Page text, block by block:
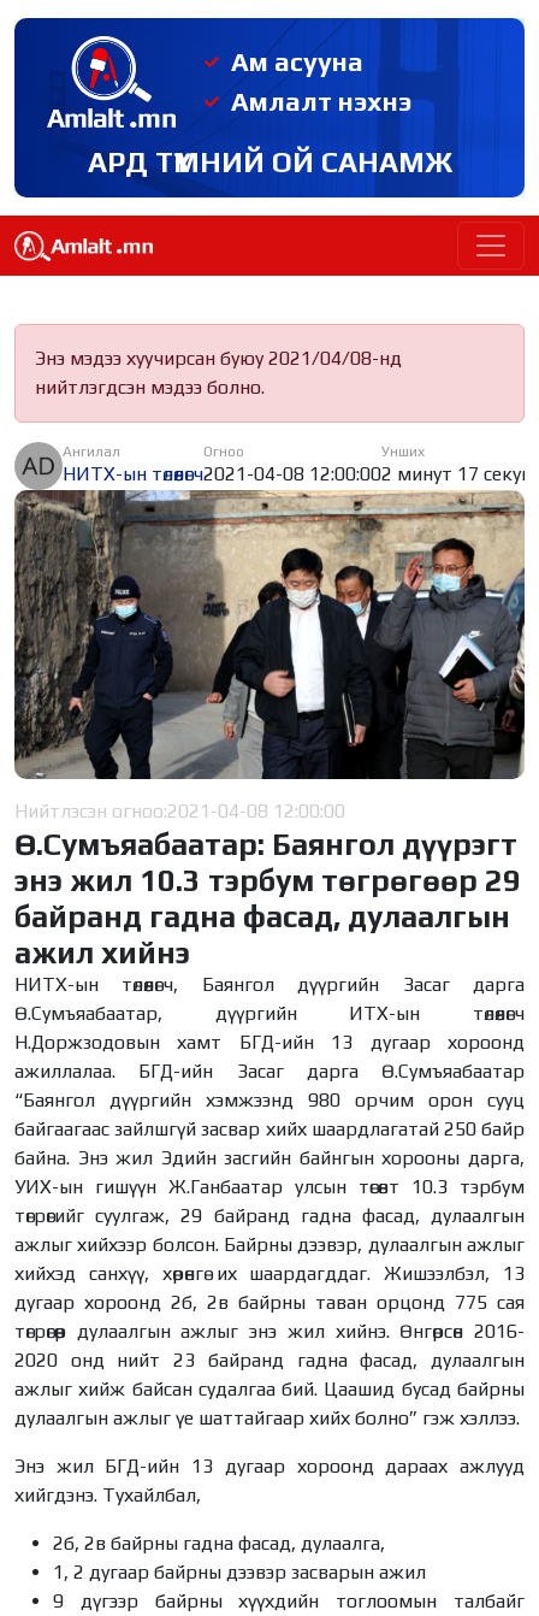
Ам асууна
Амлалт нэхнэ
АРД ТҮМНИЙ ОЙ САНАМЖ
Энэ мэдээ хуучирсан буюу 2021/04/08-нд
нийтлэгдсэн мэдээ болно.
Ангилал
НИТХ-ын төлөөлөгч
Огноо
2021-04-08 12:00:00
Унших
2 минут 17
Нийтлэсэн огноо:2021-04-08 12:00:00
Ө.Сумъяабаатар: Баянгол дүүрэгт
энэ жил 10.3 тэрбум төгрөгөөр 29
байранд гадна фасад, дулаалгын
ажил хийнэ
НИТХ-ын төлөөлөгч, Баянгол дүүргийн Засаг дарга
Ө.Сумъяабаатар, дүүргийн ИТХ-ын төлөөлөгч
Н.Доржзодовын хамт БГД-ийн 13 дугаар хороонд
ажиллалаа. БГД-ийн Засаг дарга Ө.Сумъяабаатар
“Баянгол дүүргийн хэмжээнд 980 орчим орон сууц
байгаагаас зайлшгүй засвар хийх шаардлагатай 250 байр
байна. Энэ жил Эдийн засгийн байнгын хорооны дарга,
УИХ-ын гишүүн Ж.Ганбаатар улсын төсөвт 10.3 тэрбум
төгрөгийг суулгаж, 29 байранд гадна фасад, дулаалгын
ажлыг хийхээр болсон. Байрны дээвэр, дулаалгын ажлыг
хийхэд санхүү, хөрөнгө их шаардагддаг. Жишээлбэл, 13
дугаар хороонд 2б, 2в байрны таван орцонд 775 сая
төгрөгөөр дулаалгын ажлыг энэ жил хийнэ. Өнгөрсөн 2016-
2020 онд нийт 23 байранд гадна фасад, дулаалгын
ажлыг хийж байсан судалгаа бий. Цаашид бусад байрны
дулаалгын ажлыг үе шаттайгаар хийх болно” гэж хэллээ.
Энэ жил БГД-ийн 13 дугаар хороонд дараах ажлууд
хийгдэнэ. Тухайлбал,
2б, 2в байрны гадна фасад, дулаалга,
1, 2 дугаар байрны дээвэр засварын ажил
9 дүгээр байрны хүүхдийн тоглоомын талбайг